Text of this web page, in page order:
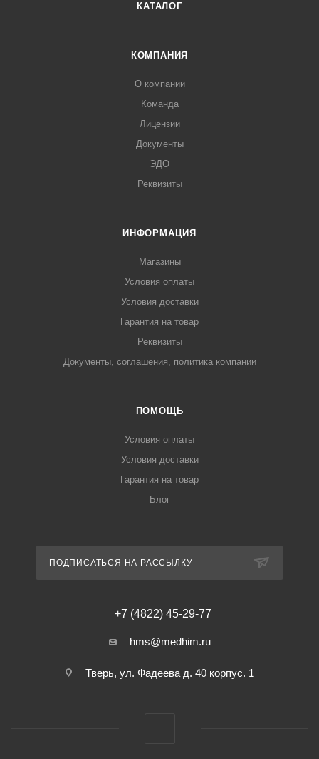
КАТАЛОГ
КОМПАНИЯ
О компании
Команда
Лицензии
Документы
ЭДО
Реквизиты
ИНФОРМАЦИЯ
Магазины
Условия оплаты
Условия доставки
Гарантия на товар
Реквизиты
Документы, соглашения, политика компании
ПОМОЩЬ
Условия оплаты
Условия доставки
Гарантия на товар
Блог
ПОДПИСАТЬСЯ НА РАССЫЛКУ
+7 (4822) 45-29-77
hms@medhim.ru
Тверь, ул. Фадеева д. 40 корпус. 1